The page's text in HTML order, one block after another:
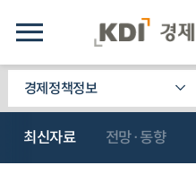
경제정책정보
최신자료 전망·동향